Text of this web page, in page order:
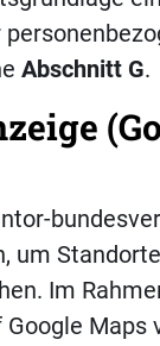
Abschnitt G.
um
Im
Maps